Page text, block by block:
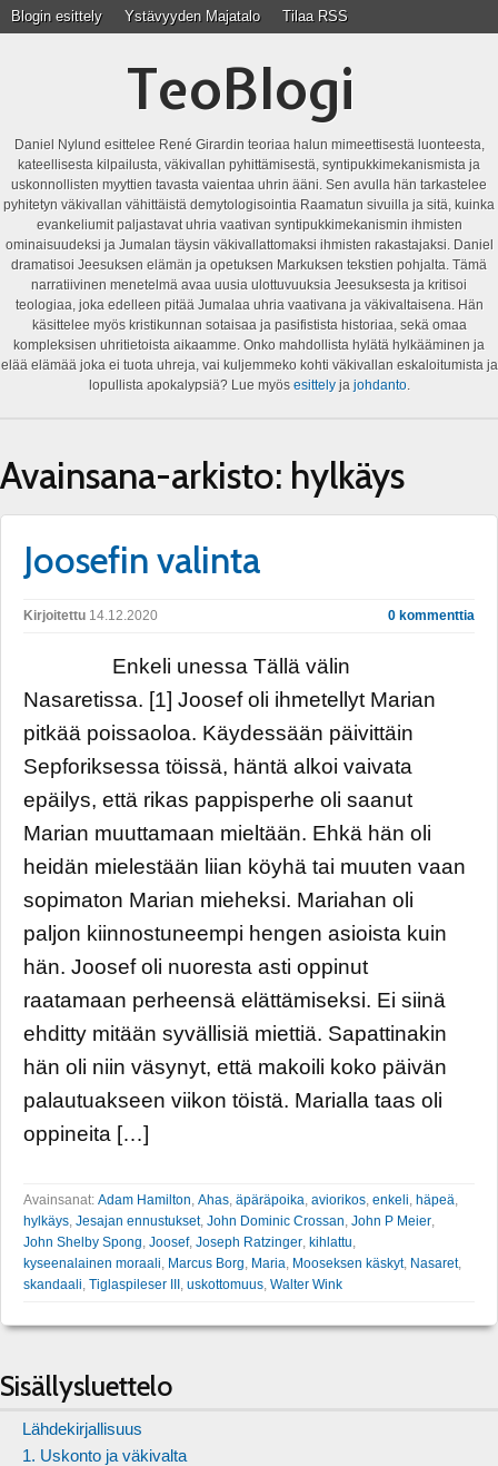
Blogin esittely Ystävyyden Majatalo Tilaa RSS
TeoBlogi
Daniel Nylund esittelee René Girardin teoriaa halun mimeettisestä luonteesta,
kateellisesta kilpailusta, väkivallan pyhittämisestä, syntipukkimekanismista ja
uskonnollisten myyttien tavasta vaientaa uhrin ääni. Sen avulla hän tarkastelee
pyhitetyn väkivallan vähittäistä demytologisointia Raamatun sivuilla ja sitä, kuinka
evankeliumit paljastavat uhria vaativan syntipukkimekanismin ihmisten
ominaisuudeksi ja Jumalan täysin väkivallattomaksi ihmisten rakastajaksi. Daniel
dramatisoi Jeesuksen elämän ja opetuksen Markuksen tekstien pohjalta. Tämä
narratiivinen menetelmä avaa uusia ulottuvuuksia Jeesuksesta ja kritisoi
teologiaa, joka edelleen pitää Jumalaa uhria vaativana ja väkivaltaisena. Hän
käsittelee myös kristikunnan sotaisaa ja pasifistista historiaa, sekä omaa
kompleksisen uhritietoista aikaamme. Onko mahdollista hylätä hylkääminen ja
elää elämää joka ei tuota uhreja, vai kuljemmeko kohti väkivallan eskaloitumista ja
lopullista apokalypsiä? Lue myös esittelyja johdanto.
Avainsana-arkisto: hylkäys
Joosefin valinta
Kirjoitettu 14.12.2020 0 kommenttia
Enkeli unessa Tällä välin
Nasaretissa. [1] Joosef oli ihmetellyt Marian
pitkää poissaoloa. Käydessään päivittäin
Sepforiksessa töissä, häntä alkoi vaivata
epäilys, että rikas pappisperhe oli saanut
Marian muuttamaan mieltään. Ehkä hän oli
heidän mielestään liian köyhä tai muuten vaan
sopimaton Marian mieheksi. Mariahan oli
paljon kiinnostuneempi hengen asioista kuin
hän. Joosef oli nuoresta asti oppinut
raatamaan perheensä elättämiseksi. Ei siinä
ehditty mitään syvällisiä miettiä. Sapattinakin
hän oli niin väsynyt, että makoili koko päivän
palautuakseen viikon töistä. Marialla taas oli
oppineita […]
Avainsanat: Adam Hamilton Ahas äpäräpoika aviorikos enkeli häpeä
hylkäys Jesajan ennustukset, John Dominic Crossan John P Meier
John Shelby Spong Joosef, Joseph Ratzinger kihlattu
kyseenalainen moraali Marcus Borg Maria Mooseksen käskyt, Nasaret,
skandaali Tiglaspileser III uskottomuus Walter Wink
Sisällysluettelo
Lähdekirjallisuus
1. Uskonto ja väkivalta